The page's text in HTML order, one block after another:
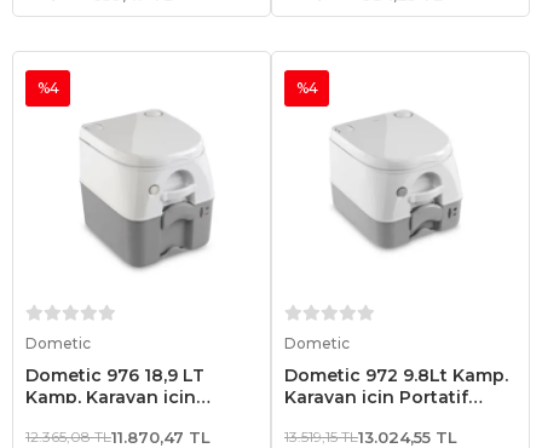
Dometic
Dometic 976 18,9 LT
Kamp, Karavan için
%4
12.365,08 TL11.870,47 TL
Dometic
Dometic 972 9.8Lt Kamp.
Karavan için Portatif
%4
13.519,15 TL13.024,55 TL